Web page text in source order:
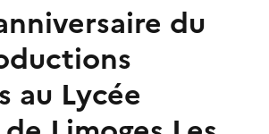
du
au Lycée